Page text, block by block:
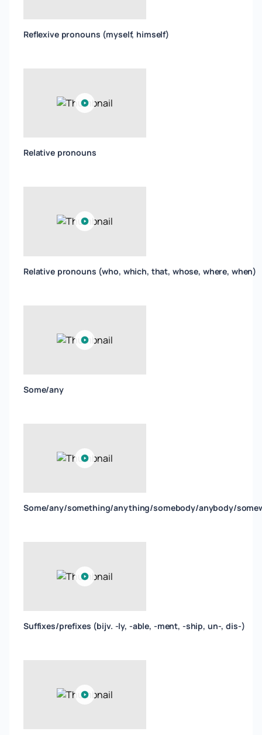
Reflexive pronouns (myself, himself)
Relative pronouns
Relative pronouns (who, which, that, whose, where, when)
Some/any
Some/any/something/anything/somebody/anybody/
Suffixes/prefixes (bijv. -ly, -able, -ment, -ship, un-, dis-)